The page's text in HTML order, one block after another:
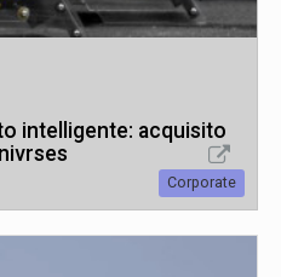
intelligente: acquisito
Corporate